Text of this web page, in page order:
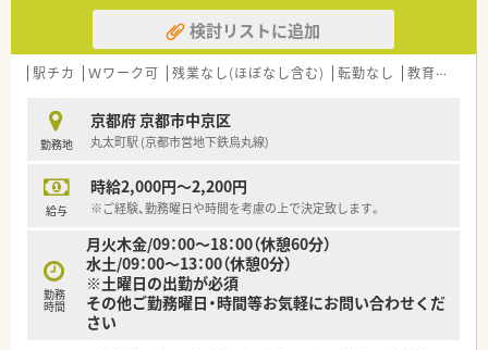
■研修制度も充実！
e-ラーニング受講無料・ファーマシーセミナーへの参加無料・情
報メディア「ファルマラボ」 などがございます。
■各種社会保険完備(雇用保険・社会保険：週20時間以上勤務者)
で、安心してご就業いただけます。
■有給休暇も取得(6ヶ月以上勤務)可能です。他にも様々な休暇
制度がございます◎
分単位で残業代をお支払いします！
検討リストに追加
駅チカ Ｗワーク可 残業なし(ほぼなし含む) 転勤なし 教育制度あり
勤務地
京都府 京都市中京区
丸太町駅 (京都市営地下鉄烏丸線)
給与
時給2,000円～2,200円
※ご経験、勤務曜日や時間を考慮の上で決定致します。
勤務
時間
月火木金/09：00～18：00（休憩60分）
水土/09：00～13：00（休憩0分）
※土曜日の出勤が必須
その他ご勤務曜日・時間等お気軽にお問い合わせくだ
さい